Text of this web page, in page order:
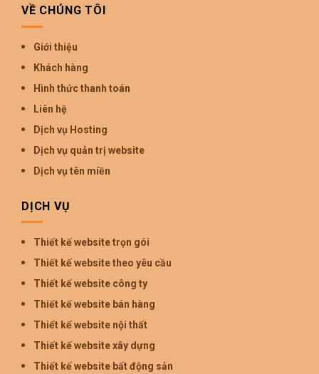
VỀ CHÚNG TÔI
Giới thiệu
Khách hàng
Hình thức thanh toán
Liên hệ
Dịch vụ Hosting
Dịch vụ quản trị website
Dịch vụ tên miền
DỊCH VỤ
Thiết kế website trọn gói
Thiết kế website theo yêu cầu
Thiết kế website công ty
Thiết kế website bán hàng
Thiết kế website nội thất
Thiết kế website xây dựng
Thiết kế website bất động sản